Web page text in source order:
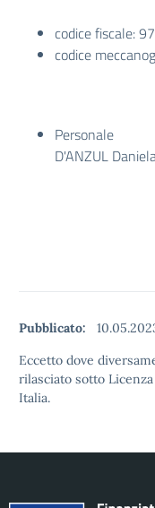
codice fiscale:
codice
Personale
D'ANZUL
Pubblicato:
Eccetto dove
rilasciato sotto
Italia.